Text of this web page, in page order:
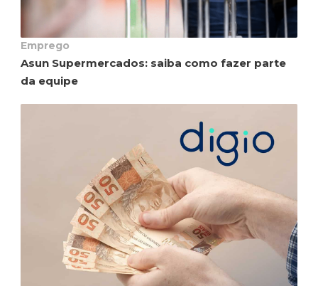
Emprego
Asun Supermercados: saiba como fazer parte
da equipe